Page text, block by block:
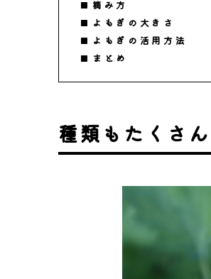
摘み方
よもぎの大きさ
よもぎの活用方法
まとめ
種類もたくさ